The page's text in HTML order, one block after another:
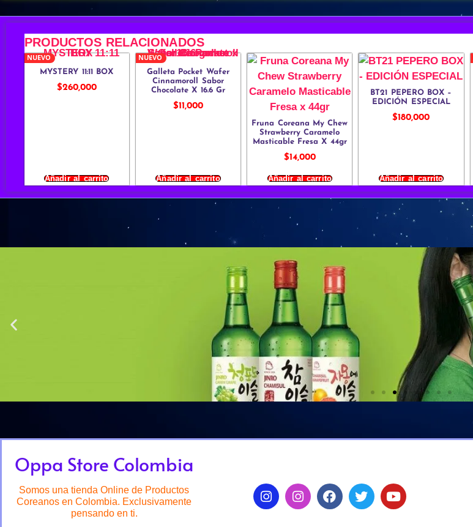
PRODUCTOS RELACIONADOS
NUEVO
MYSTERY 11:11 BOX
$260,000
Añadir al carrito
NUEVO
Galleta Pocket Wafer
Cinnamoroll Sabor
Chocolate X 16.6 Gr
$11,000
Añadir al carrito
Fruna Coreana My Chew
Strawberry Caramelo
Masticable Fresa X 44gr
$14,000
Añadir al carrito
BT21 PEPERO BOX –
EDICIÓN ESPECIAL
$180,000
Añadir al carrito
Oppa Store Colombia
Somos una tienda Online de Productos
Coreanos en Colombia. Exclusivamente
pensando en ti.